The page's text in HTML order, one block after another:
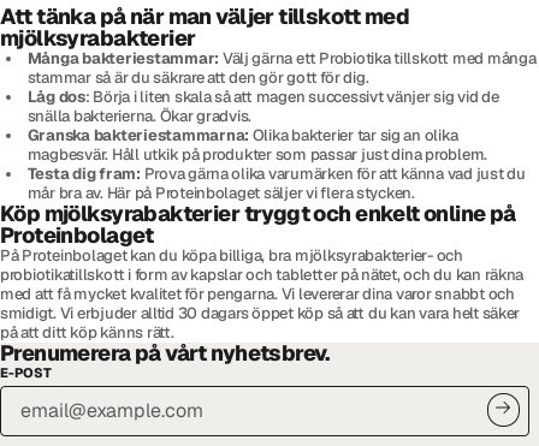
Att tänka på när man väljer tillskott med
mjölksyrabakterier
Många bakteriestammar: Välj gärna ett Probiotika tillskott med många
stammar så är du säkrare att den gör gott för dig.
Låg dos: Börja i liten skala så att magen successivt vänjer sig vid de
snälla bakterierna. Ökar gradvis.
Granska bakteriestammarna: Olika bakterier tar sig an olika
magbesvär. Håll utkik på produkter som passar just dina problem.
Testa dig fram: Prova gärna olika varumärken för att känna vad just du
mår bra av. Här på Proteinbolaget säljer vi flera stycken.
Köp mjölksyrabakterier tryggt och enkelt online på
Proteinbolaget
På Proteinbolaget kan du köpa billiga, bra mjölksyrabakterier- och
probiotikatillskott i form av kapslar och tabletter på nätet, och du kan räkna
med att få mycket kvalitet för pengarna. Vi levererar dina varor snabbt och
smidigt. Vi erbjuder alltid 30 dagars öppet köp så att du kan vara helt säker
på att ditt köp känns rätt.
Prenumerera på vårt nyhetsbrev.
E-POST